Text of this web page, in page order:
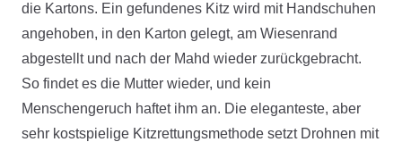
die Kartons. Ein gefundenes Kitz wird mit Handschuhen
angehoben, in den Karton gelegt, am Wiesenrand
abgestellt und nach der Mahd wieder zurückgebracht.
So findet es die Mutter wieder, und kein
Menschengeruch haftet ihm an. Die eleganteste, aber
sehr kostspielige Kitzrettungsmethode setzt Drohnen mit